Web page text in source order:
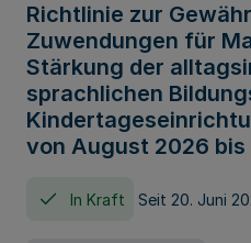
Richtlinie zur
Zuwendungen für
Stärkung der
sprachlichen
von August 2026 bis
In Kraft Seit 20. Juni